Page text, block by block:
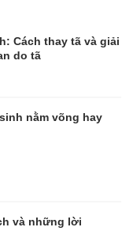
Cách thay tã và giải
do tã
nằm võng hay
và những lời